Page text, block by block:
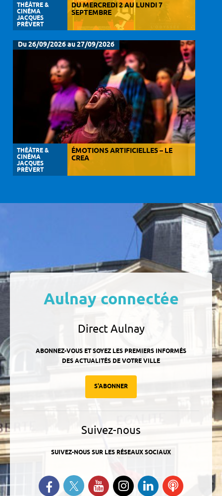
THÉÂTRE &
CINÉMA
JACQUES
PRÉVERT
DU MERCREDI 2 AU LUNDI 7
SEPTEMBRE
Du 26/09/2026 au 27/09/2026
THÉÂTRE &
CINÉMA
JACQUES
PRÉVERT
ÉMOTIONS ARTIFICIELLES – LE
CREA
Aulnay connectée
Direct Aulnay
ABONNEZ-VOUS ET SOYEZ LES PREMIERS INFORMÉS
DES ACTUALITÉS DE VOTRE VILLE
S'ABONNER
Suivez-nous
SUIVEZ-NOUS SUR LES RÉSEAUX SOCIAUX
Retrouvez-nous sur Facebook
Suivez-nous sur Twitter
Suivez-nous sur YouTube
Suivez-nous sur
Instagram
Retrouvez-
nous sur
Ecoutez